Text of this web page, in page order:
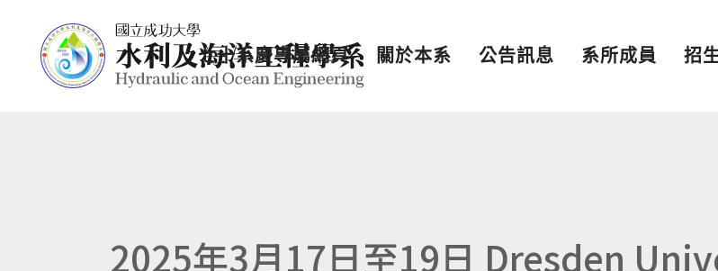
七十系慶專屬網頁 關於本系 公告訊息 系所成員 招
2025年3月17日至19日 Dresden